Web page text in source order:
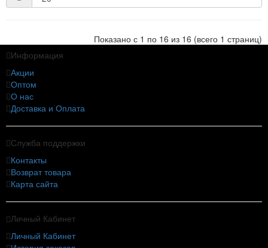
Показано с 1 по 16 из 16 (всего 1 страниц)
Информация
Акции
Оптом
О нас
Доставка и Оплата
Служба поддержки
Контакты
Возврат товара
Карта сайта
Личный Кабинет
Личный Кабинет